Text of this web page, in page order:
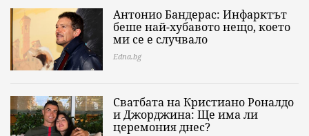
Антонио Бандерас: Инфарктът
беше най-хубавото нещо, което
ми се е случвало
Edna.bg
Сватбата на Кристиано Роналдо
и Джорджина: Ще има ли
церемония днес?